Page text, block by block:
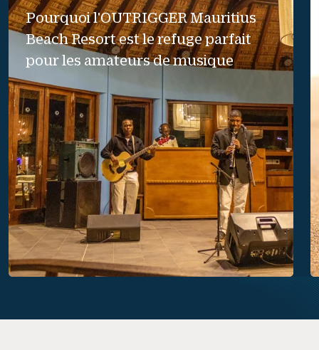
Pourquoi l'OUTRIGGER Mauritius
Beach Resort est le refuge parfait
pour les amateurs de musique